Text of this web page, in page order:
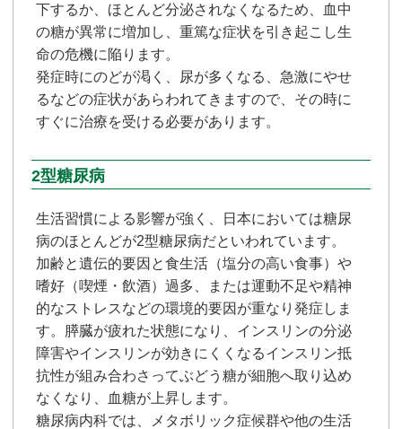
下するか、ほとんど分泌されなくなるため、血中
の糖が異常に増加し、重篤な症状を引き起こし生
命の危機に陥ります。
発症時にのどが渇く、尿が多くなる、急激にやせ
るなどの症状があらわれてきますので、その時に
すぐに治療を受ける必要があります。
2型糖尿病
生活習慣による影響が強く、日本においては糖尿
病のほとんどが2型糖尿病だといわれています。
加齢と遺伝的要因と食生活（塩分の高い食事）や
嗜好（喫煙・飲酒）過多、または運動不足や精神
的なストレスなどの環境的要因が重なり発症しま
す。膵臓が疲れた状態になり、インスリンの分泌
障害やインスリンが効きにくくなるインスリン抵
抗性が組み合わさってぶどう糖が細胞へ取り込め
なくなり、血糖が上昇します。
糖尿病内科では、メタボリック症候群や他の生活